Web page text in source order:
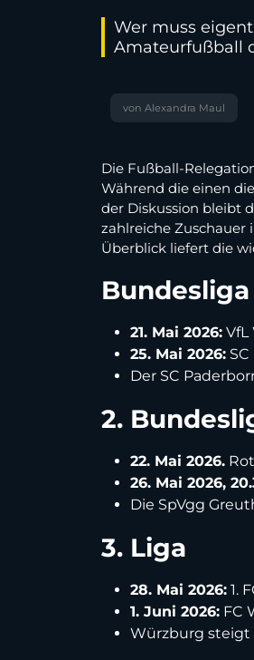
Wer muss
Amateurfußball
von Alexandra Maul
Die Fußball-
Während die einen
der Diskussion bleibt
zahlreiche Zuschauer
Überblick liefert die
Bundesliga
21. Mai 2026: VfL
25. Mai 2026:
Der SC
2.
22. Mai 2026.
26. Mai 2026,
Die SpVgg
3. Liga
28. Mai 2026: 1.
1. Juni 2026: FC
Würzburg steigt